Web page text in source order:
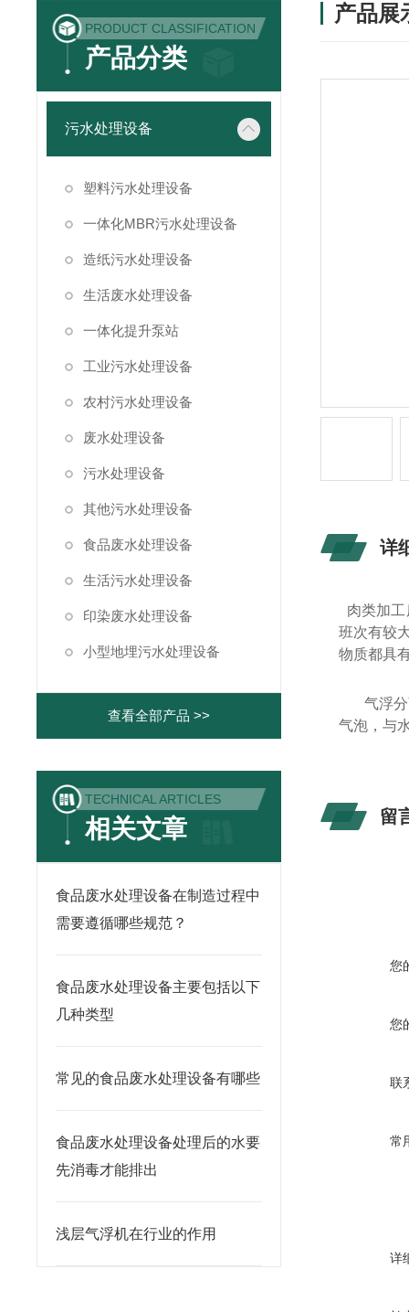
PRODUCT CLASSIFICATION
产品分类
污水处理设备
塑料污水处理设备
一体化MBR污水处理设备
造纸污水处理设备
生活废水处理设备
一体化提升泵站
工业污水处理设备
农村污水处理设备
废水处理设备
污水处理设备
其他污水处理设备
食品废水处理设备
生活污水处理设备
印染废水处理设备
小型地埋污水处理设备
查看全部产品 >>
TECHNICAL ARTICLES
相关文章
食品废水处理设备在制造过程中
需要遵循哪些规范？
食品废水处理设备主要包括以下
几种类型
常见的食品废水处理设备有哪些
食品废水处理设备处理后的水要
先消毒才能排出
浅层气浮机在行业的作用
产品展
详
肉类加
班次有较
物质都具
气浮
气泡，与
留
您
您
联
常
详